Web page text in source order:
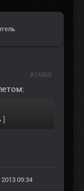
09:34
#24460